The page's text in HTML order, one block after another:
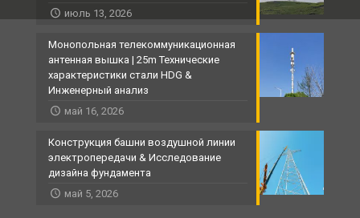
июль 13, 2026
Монопольная телекоммуникационная
антенная вышка | 25m Технические
характеристики стали HDG &
Инженерный анализ
май 16, 2026
Конструкция башни воздушной линии
электропередачи & Исследование
дизайна фундамента
май 5, 2026